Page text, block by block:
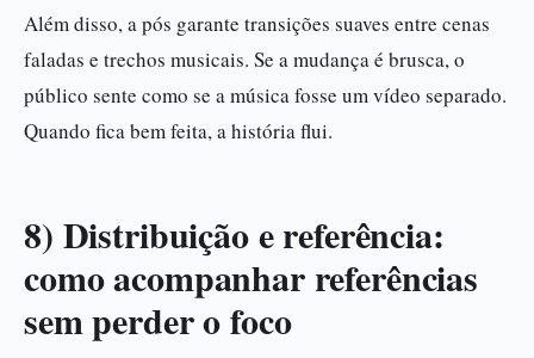
Além disso, a pós garante transições suaves entre cenas
faladas e trechos musicais. Se a mudança é brusca, o
público sente como se a música fosse um vídeo separado.
Quando fica bem feita, a história flui.
8) Distribuição e referência:
como acompanhar referências
sem perder o foco